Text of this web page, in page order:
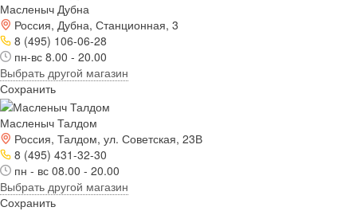
Масленыч Дубна
Россия, Дубна, Станционная, 3
8 (495) 106-06-28
пн-вс 8.00 - 20.00
Выбрать другой магазин
Сохранить
Масленыч Талдом
Россия, Талдом, ул. Советская, 23В
8 (495) 431-32-30
пн - вс 08.00 - 20.00
Выбрать другой магазин
Сохранить